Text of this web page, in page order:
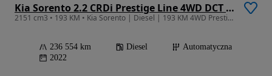
Kia Sorento 2.2 CRDi Prestige Line 4WD DCT 7os
2151 cm3 • 193 KM • Kia Sorento | Diesel | 193 KM 4WD Prestige Line 7-osobowy 23%VAT
236 554 km Diesel
Automatyczna
2022